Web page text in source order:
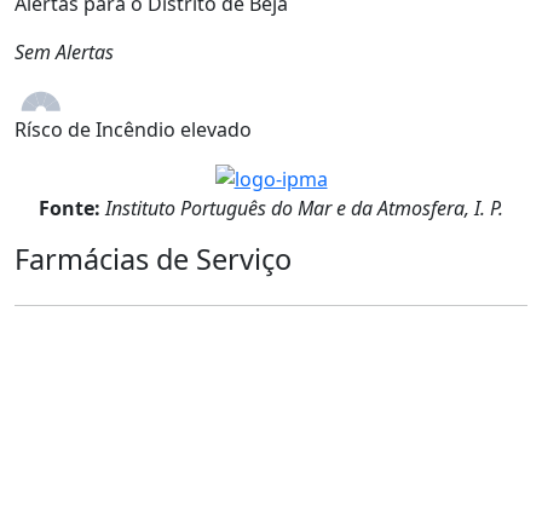
Sem Alertas
Rísco de Incêndio elevado
Fonte: Instituto Português do Mar e da Atmosfera, I. P.
Farmácias de Serviço